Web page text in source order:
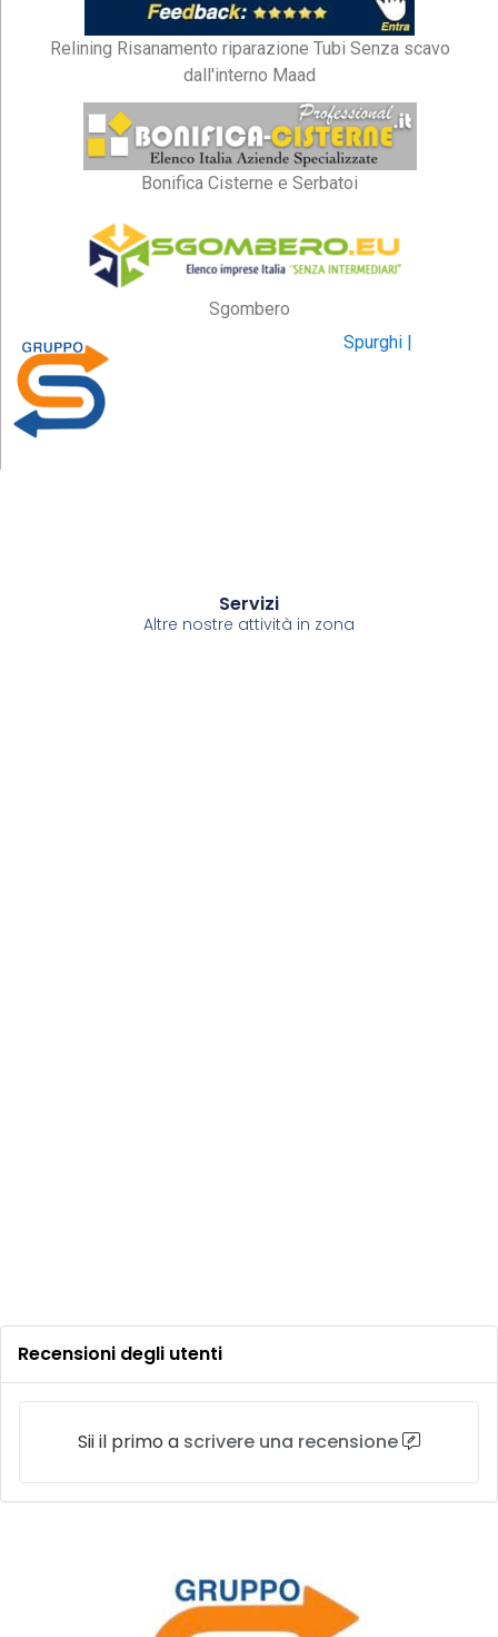
Relining Risanamento riparazione Tubi Senza scavo
dall'interno Maad
Bonifica Cisterne e Serbatoi
Sgombero
Spurghi |
Servizi
Altre nostre attività in zona
Recensioni degli utenti
Sii il primo a scrivere una recensione